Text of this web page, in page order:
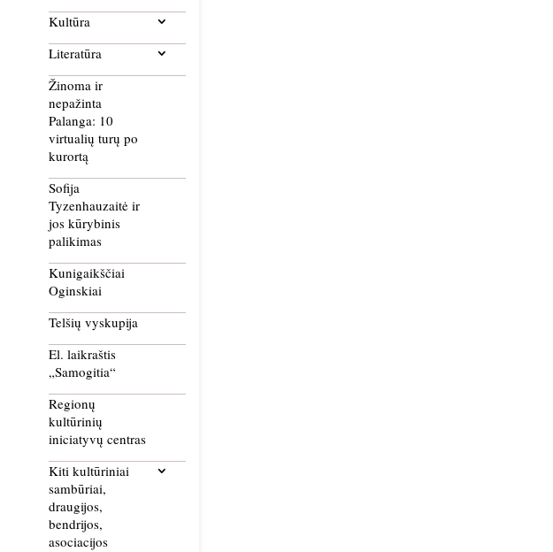
Kultūra
Literatūra
Žinoma ir
nepažinta
Palanga: 10
virtualių turų po
kurortą
Sofija
Tyzenhauzaitė ir
jos kūrybinis
palikimas
Kunigaikščiai
Oginskiai
Telšių vyskupija
El. laikraštis
„Samogitia“
Regionų
kultūrinių
iniciatyvų centras
Kiti kultūriniai
sambūriai,
draugijos,
bendrijos,
asociacijos